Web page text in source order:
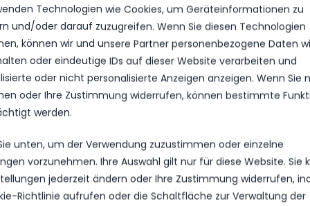
Technologien wie Cookies, um Geräteinformationen zu
und/oder darauf zuzugreifen. Wenn Sie diesen Technologien
können wir und unsere Partner personenbezogene Daten
oder eindeutige IDs auf dieser Website verarbeiten und
oder nicht personalisierte Anzeigen anzeigen. Wenn Sie
oder Ihre Zustimmung widerrufen, können bestimmte
werden.
unten, um der Verwendung zuzustimmen oder einzelne
vorzunehmen. Ihre Auswahl gilt nur für diese Website. Sie
jederzeit ändern oder Ihre Zustimmung widerrufen,
Richtlinie aufrufen oder die Schaltfläche zur Verwaltung der
geboren und wohnhaft in Berlin Spandau, von der
danach 2 Jahre bei Hertha BSC Berlin und
im zweiten Jahr bei Hertha 03 in der NOFV-Oberliga Nord
BAK und Fürstenwalde, wo er bereits zum Test
das Gesamtpaket der Nuthestädter . Für den FSV passt
neben seiner Stammposition im linken Mittelfeld auch
wir uns überraschen.
dem Sport beruflich hingeht, da hat Phil Butendeich
begann er erst ein Studium bei der Polizei, brach dies